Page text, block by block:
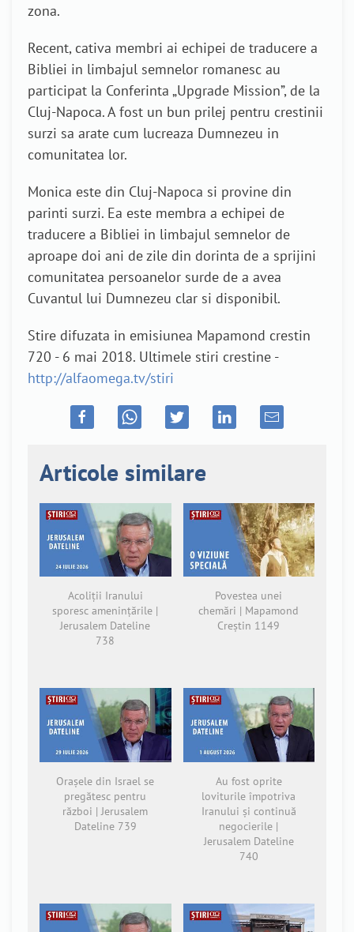
zona.
Recent, cativa membri ai echipei de traducere a
Bibliei in limbajul semnelor romanesc au
participat la Conferinta „Upgrade Mission”, de la
Cluj-Napoca. A fost un bun prilej pentru crestinii
surzi sa arate cum lucreaza Dumnezeu in
comunitatea lor.
Monica este din Cluj-Napoca si provine din
parinti surzi. Ea este membra a echipei de
traducere a Bibliei in limbajul semnelor de
aproape doi ani de zile din dorinta de a sprijini
comunitatea persoanelor surde de a avea
Cuvantul lui Dumnezeu clar si disponibil.
Stire difuzata in emisiunea Mapamond crestin
720 - 6 mai 2018. Ultimele stiri crestine -
http://alfaomega.tv/stiri
Articole similare
Acoliții Iranului
sporesc amenințările |
Jerusalem Dateline
738
Povestea unei
chemări | Mapamond
Creștin 1149
Orașele din Israel se
pregătesc pentru
război | Jerusalem
Dateline 739
Au fost oprite
loviturile împotriva
Iranului și continuă
negocierile |
Jerusalem Dateline
740